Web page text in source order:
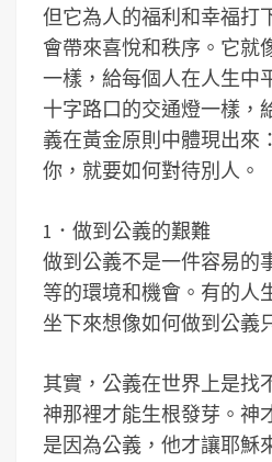
但它為人的福利和幸福打
會帶來喜悅和秩序。它就
一樣，給每個人在人生中
十字路口的交通燈一樣，
義在黃金原則中體現出來
你，就要如何對待別人。
1．做到公義的艱難
做到公義不是一件容易的
等的環境和機會。有的人
坐下來想像如何做到公義
其實，公義在世界上是找
神那裡才能生根發芽。神
是因為公義，他才讓耶穌